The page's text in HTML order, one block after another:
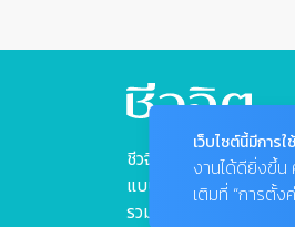
ชีวจิตแนวความคิดเรื่อง
แบบองค์รวม "ชีว" ที่หม
รวมเข้ากับ "จิต" ที่หมาย
เว็บไซต์นี้มีการ
งานได้ดียิ่งขึ้น
เติมที่ “การตั้ง